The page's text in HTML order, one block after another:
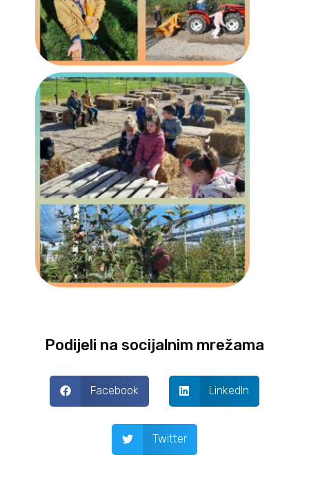
Podijeli na socijalnim mrežama
Facebook LinkedIn
Twitter